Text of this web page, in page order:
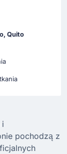
Quito
i
pochodzą z